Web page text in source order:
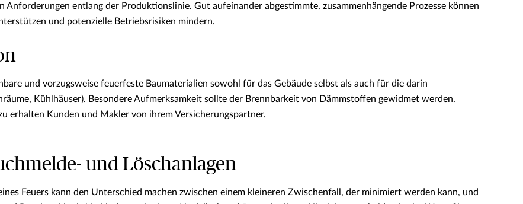
Anforderungen entlang der Produktionslinie. Gut aufeinander abgestimmte, zusammenhängende Prozesse können
und potenzielle Betriebsrisiken mindern.
und vorzugsweise feuerfeste Baumaterialien sowohl für das Gebäude selbst als auch für die darin
Kühlhäuser). Besondere Aufmerksamkeit sollte der Brennbarkeit von Dämmstoffen gewidmet werden.
erhalten Kunden und Makler von ihrem Versicherungspartner.
und Löschanlagen
Feuers kann den Unterschied machen zwischen einem kleineren Zwischenfall, der minimiert werden kann, und